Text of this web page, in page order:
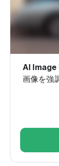
AI
画像を強